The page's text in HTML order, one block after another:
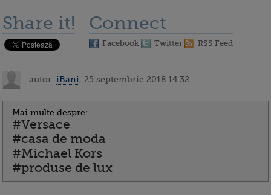
Share it! Connect
Facebook Twitter RSS Feed
autor: iBani , 25 septembrie 2018 14:32
Mai multe despre:
#Versace
#casa de moda
#Michael Kors
#produse de lux